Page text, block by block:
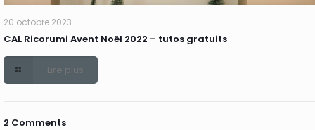
20 octobre 2023
CAL Ricorumi Avent Noël 2022 – tutos gratuits
Lire plus
2 Comments